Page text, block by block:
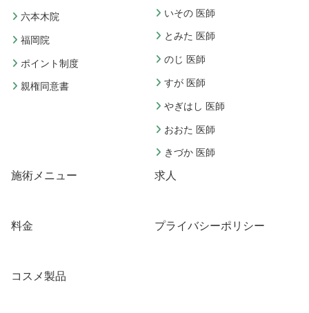
六本木院
福岡院
ポイント制度
親権同意書
いその 医師
とみた 医師
のじ 医師
すが 医師
やぎはし 医師
おおた 医師
きづか 医師
施術メニュー
料金
コスメ製品
求人
プライバシーポリシー